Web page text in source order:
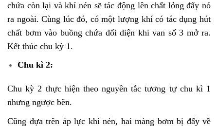
chứa còn lại và khí nén sẽ tác động lên chất lỏng đẩy nó
ra ngoài. Cùng lúc đó, có một lượng khí có tác dụng hút
chất bơm vào buồng chứa đối diện khi van số 3 mở ra.
Kết thúc chu kỳ 1.
Chu kì 2:
Chu kỳ 2 thực hiện theo nguyên tắc tương tự chu kì 1
nhưng ngược bên.
Cũng dựa trên áp lực khí nén, hai màng bơm bị đẩy về